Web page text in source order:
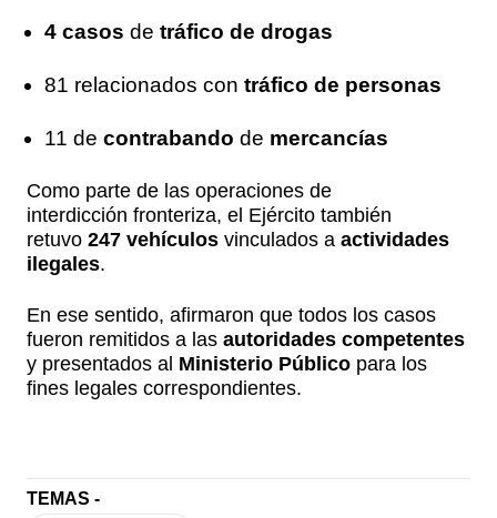
4 casos de tráfico de drogas
81 relacionados con tráfico de personas
11 de contrabando de mercancías
Como parte de las operaciones de
interdicción fronteriza, el Ejército también
retuvo 247 vehículos vinculados a actividades
ilegales.
En ese sentido, afirmaron que todos los casos
fueron remitidos a las autoridades competentes
y presentados al Ministerio Público para los
fines legales correspondientes.
TEMAS -